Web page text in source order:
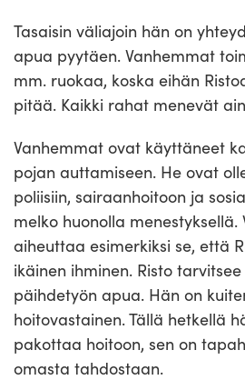
Tasaisin väliajoin hän on
apua pyytäen. Vanhemmat
mm. ruokaa, koska eihän
pitää. Kaikki rahat menevät
Vanhemmat ovat käyttäneet
pojan auttamiseen. He ovat
poliisiin, sairaanhoitoon ja
melko huonolla menestyksellä.
aiheuttaa esimerkiksi se, että
ikäinen ihminen. Risto
päihdetyön apua. Hän on
hoitovastainen. Tällä hetkellä
pakottaa hoitoon, sen on
omasta tahdostaan.